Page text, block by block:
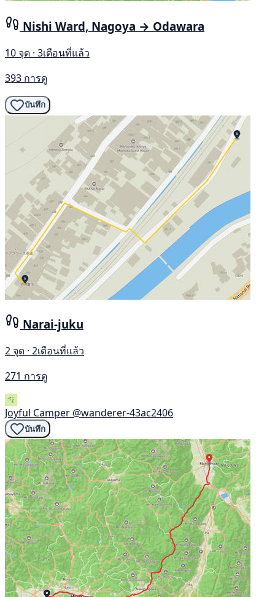
Nishi Ward, Nagoya → Odawara
10 จุด · 3เดือนที่แล้ว
393 การดู
บันทึก
Narai-juku
2 จุด · 2เดือนที่แล้ว
271 การดู
Joyful Camper @wanderer-43ac2406
บันทึก